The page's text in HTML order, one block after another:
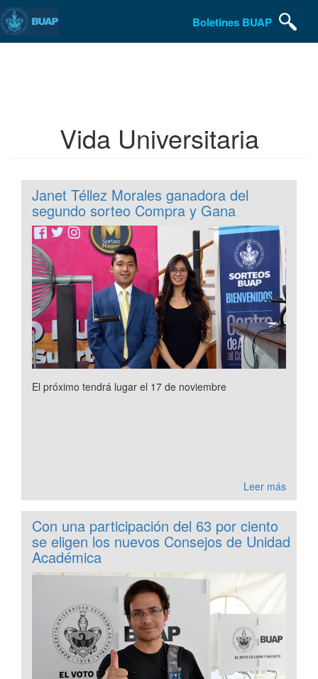
Boletines BUAP
Vida Universitaria
Janet Téllez Morales ganadora del
segundo sorteo Compra y Gana
El próximo tendrá lugar el 17 de noviembre
Leer más
Con una participación del 63 por ciento
se eligen los nuevos Consejos de Unidad
Académica